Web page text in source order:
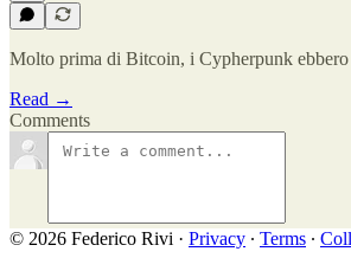
Molto prima di Bitcoin, i Cypherpunk
Read →
Comments
© 2026 Federico Rivi · Privacy ∙ Terms ∙